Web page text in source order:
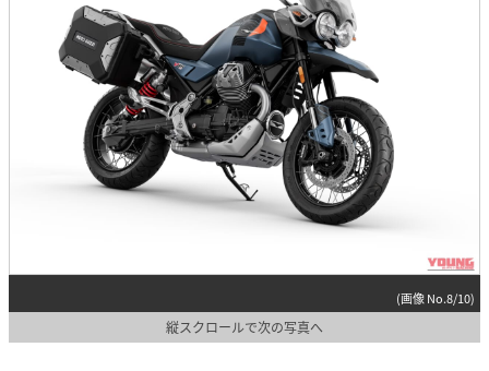
(画像 No.8/10)
縦スクロールで次の写真へ